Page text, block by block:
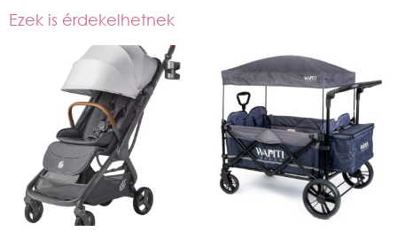
Ezek is érdekelhetnek